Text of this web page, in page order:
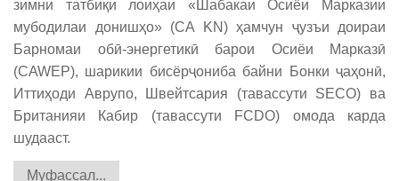
зимни татбиқи лоиҳаи «Шабакаи Осиёи Марказии
мубодилаи донишҳо» (CA KN) ҳамчун ҷузъи доираи
Барномаи обӣ-энергетикӣ барои Осиёи Марказӣ
(CAWEP), шарикии бисёрҷониба байни Бонки ҷаҳонӣ,
Иттиҳоди Аврупо, Швейтсария (тавассути SECO) ва
Британияи Кабир (тавассути FCDO) омода карда
шудааст.
Муфассал...